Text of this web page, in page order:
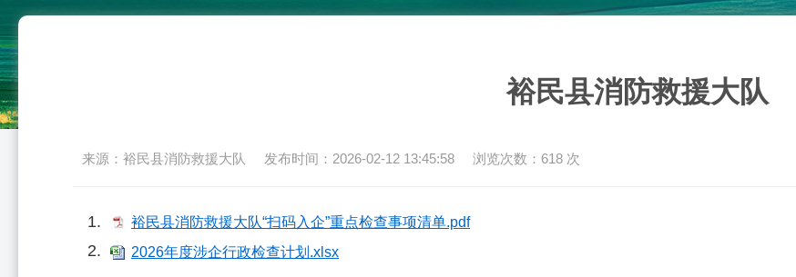
裕民县消防救援大队
来源：裕民县消防救援大队 发布时间：2026-02-12 13:45:58 浏览次数： 618 次
裕民县消防救援大队“扫码入企”重点检查事项清单.pdf
2026年度涉企行政检查计划.xlsx